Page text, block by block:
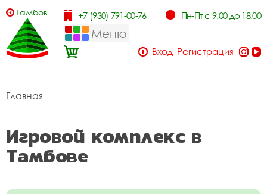
Тамбов +7 (930) 791-00-76 Пн-Пт с 9.00 до 18.00
Меню
Вход Регистрация
Главная
Игровой комплекс в
Тамбове